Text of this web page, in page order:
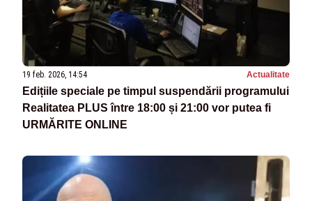
19 feb. 2026, 14:54 Actualitate
Edițiile speciale pe timpul suspendării programului
Realitatea PLUS între 18:00 și 21:00 vor putea fi
URMĂRITE ONLINE